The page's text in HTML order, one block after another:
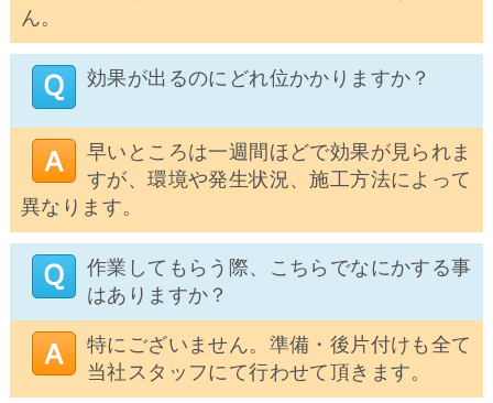
ん。
効果が出るのにどれ位かかりますか？
早いところは一週間ほどで効果が見られま
すが、環境や発生状況、施工方法によって
異なります。
作業してもらう際、こちらでなにかする事
はありますか？
特にございません。準備・後片付けも全て
当社スタッフにて行わせて頂きます。